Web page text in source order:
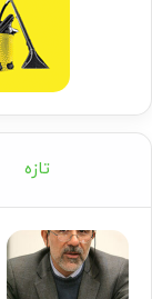
تازه